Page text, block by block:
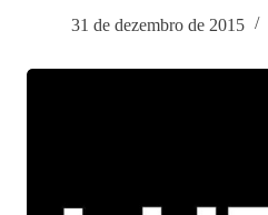
31 de dezembro de 2015